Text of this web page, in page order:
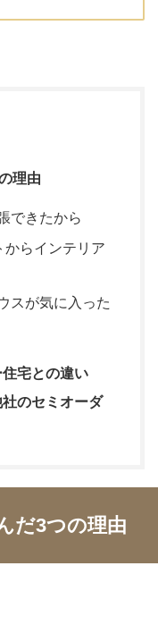
理由
できたから
らインテリア
スが気に入った
宅との違い
のセミオーダ
だ3つの理由